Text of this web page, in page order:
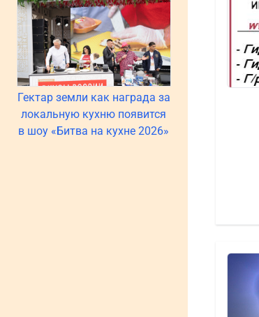
Гектар земли как награда за
локальную кухню появится
в шоу «Битва на кухне 2026»